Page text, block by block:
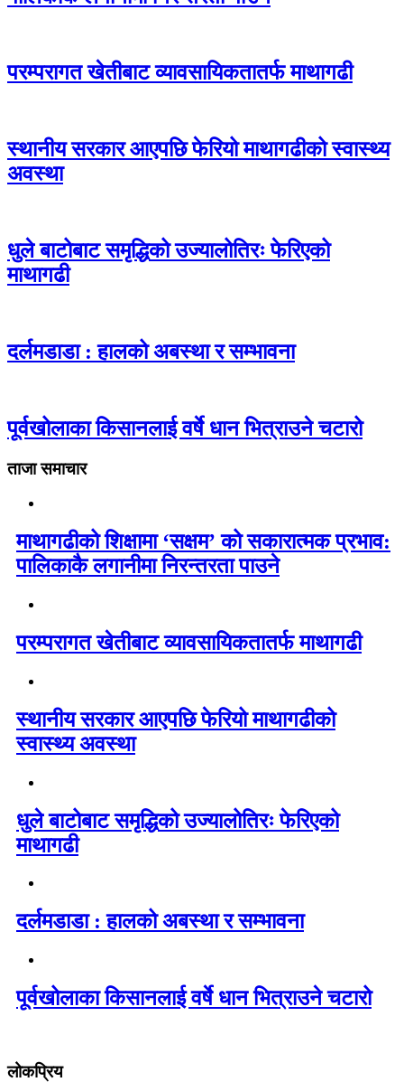
परम्परागत खेतीबाट व्यावसायिकतातर्फ माथागढी
स्थानीय सरकार आएपछि फेरियो माथागढीको स्वास्थ्य
अवस्था
धुले बाटोबाट समृद्धिको उज्यालोतिरः फेरिएको
माथागढी
दर्लमडाडा : हालको अबस्था र सम्भावना
पूर्वखोलाका किसानलाई वर्षे धान भित्राउने चटारो
ताजा समाचार
माथागढीको शिक्षामा ‘सक्षम’ को सकारात्मक प्रभाव:
पालिकाकै लगानीमा निरन्तरता पाउने
परम्परागत खेतीबाट व्यावसायिकतातर्फ माथागढी
स्थानीय सरकार आएपछि फेरियो माथागढीको
स्वास्थ्य अवस्था
धुले बाटोबाट समृद्धिको उज्यालोतिरः फेरिएको
माथागढी
दर्लमडाडा : हालको अबस्था र सम्भावना
पूर्वखोलाका किसानलाई वर्षे धान भित्राउने चटारो
लोकप्रिय